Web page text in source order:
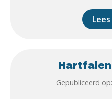
Gepubliceerd